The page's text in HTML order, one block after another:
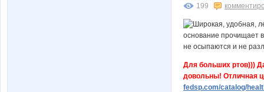
199
Для больших ртов)))
довольны! Отличная
fedsp.com/catalog/